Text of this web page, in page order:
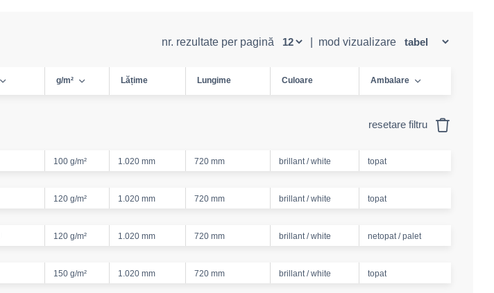
nr. rezultate per pagină mod vizualizare
g/m² Lățime Lungime Culoare Ambalare
resetare filtru
100 g/m² 1.020 mm 720 mm brillant / white topat
120 g/m² 1.020 mm 720 mm brillant / white topat
120 g/m² 1.020 mm 720 mm brillant / white netopat / palet
150 g/m² 1.020 mm 720 mm brillant / white topat